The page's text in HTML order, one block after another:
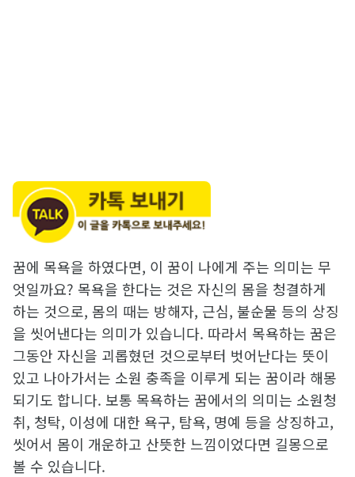
꿈에 목욕을 하였다면, 이 꿈이 나에게 주는 의미는 무
엇일까요? 목욕을 한다는 것은 자신의 몸을 청결하게
하는 것으로, 몸의 때는 방해자, 근심, 불순물 등의 상징
을 씻어낸다는 의미가 있습니다. 따라서 목욕하는 꿈은
그동안 자신을 괴롭혔던 것으로부터 벗어난다는 뜻이
있고 나아가서는 소원 충족을 이루게 되는 꿈이라 해몽
되기도 합니다. 보통 목욕하는 꿈에서의 의미는 소원청
취, 청탁, 이성에 대한 욕구, 탐욕, 명예 등을 상징하고,
씻어서 몸이 개운하고 산뜻한 느낌이었다면 길몽으로
볼 수 있습니다.